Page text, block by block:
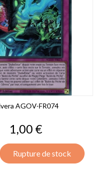
AGOV-FR074
Prix
1,00 €
Rupture de stock